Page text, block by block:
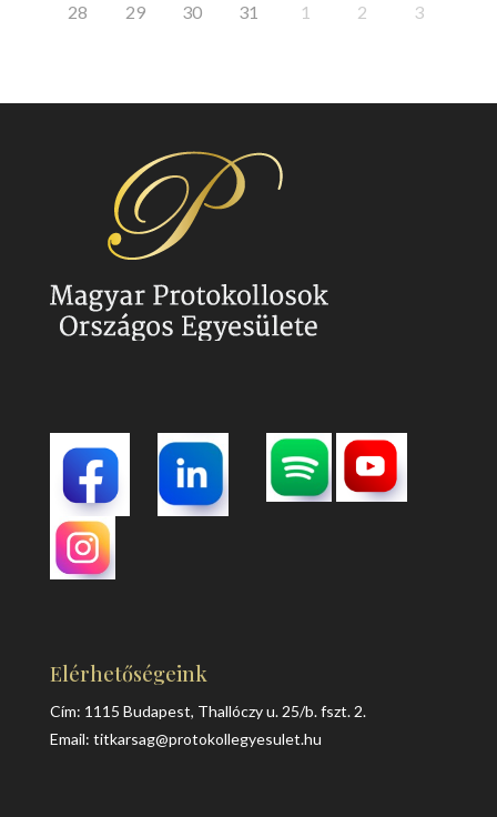
28 29 30 31 1 2 3
Elérhetőségeink
Cím: 1115 Budapest, Thallóczy u. 25/b. fszt. 2.
Email: titkarsag@protokollegyesulet.hu